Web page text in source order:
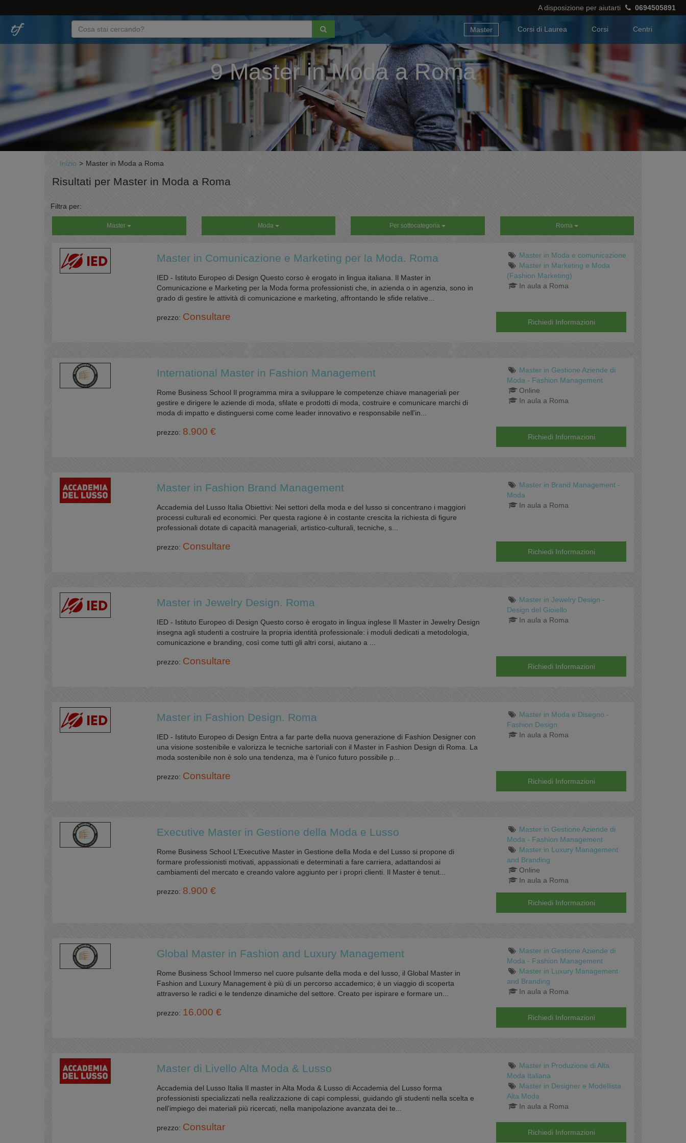
A disposizione per aiutarti 0694505891
Centri
Corsi
Corsi di Laurea
Master
9 Master in Moda a Roma
Inizio > Master in Moda a Roma
Risultati per Master in Moda a Roma
Filtra per:
Master Moda Per sottocategoria Roma
Master in Comunicazione e Marketing per la Moda. Roma
IED - Istituto Europeo di Design Questo corso è erogato in lingua italiana. Il Master in
Comunicazione e Marketing per la Moda forma professionisti che, in azienda o in agenzia, sono in
grado di gestire le attività di comunicazione e marketing, affrontando le sfide relative...
prezzo: Consultare
Master in Moda e comunicazione
Master in Marketing e Moda
(Fashion Marketing)
In aula a Roma
Richiedi Informazioni
International Master in Fashion Management
Rome Business School Il programma mira a sviluppare le competenze chiave manageriali per
gestire e dirigere le aziende di moda, sfilate e prodotti di moda, costruire e comunicare marchi di
moda di impatto e distinguersi come come leader innovativo e responsabile nell'in...
prezzo: 8.900 €
Master in Gestione Aziende di
Moda - Fashion Management
Online
In aula a Roma
Richiedi Informazioni
Master in Fashion Brand Management
Accademia del Lusso Italia Obiettivi: Nei settori della moda e del lusso si concentrano i maggiori
processi culturali ed economici. Per questa ragione è in costante crescita la richiesta di figure
professionali dotate di capacità manageriali, artistico-culturali, tecniche, s...
prezzo: Consultare
Master in Brand Management -
Moda
In aula a Roma
Richiedi Informazioni
Master in Jewelry Design. Roma
IED - Istituto Europeo di Design Questo corso è erogato in lingua inglese Il Master in Jewelry Design
insegna agli studenti a costruire la propria identità professionale: i moduli dedicati a metodologia,
comunicazione e branding, così come tutti gli altri corsi, aiutano a ...
prezzo: Consultare
Master in Jewelry Design -
Design del Gioiello
In aula a Roma
Richiedi Informazioni
Master in Fashion Design. Roma
IED - Istituto Europeo di Design Entra a far parte della nuova generazione di Fashion Designer con
una visione sostenibile e valorizza le tecniche sartoriali con il Master in Fashion Design di Roma. La
moda sostenibile non è solo una tendenza, ma è l'unico futuro possibile p...
prezzo: Consultare
Master in Moda e Disegno -
Fashion Design
In aula a Roma
Richiedi Informazioni
Executive Master in Gestione della Moda e Lusso
Rome Business School L'Executive Master in Gestione della Moda e del Lusso si propone di
formare professionisti motivati, appassionati e determinati a fare carriera, adattandosi ai
cambiamenti del mercato e creando valore aggiunto per i propri clienti. Il Master è tenut...
prezzo: 8.900 €
Master in Gestione Aziende di
Moda - Fashion Management
Master in Luxury Management
and Branding
Online
In aula a Roma
Richiedi Informazioni
Global Master in Fashion and Luxury Management
Rome Business School Immerso nel cuore pulsante della moda e del lusso, il Global Master in
Fashion and Luxury Management è più di un percorso accademico; è un viaggio di scoperta
attraverso le radici e le tendenze dinamiche del settore. Creato per ispirare e formare un...
prezzo: 16.000 €
Master in Gestione Aziende di
Moda - Fashion Management
Master in Luxury Management
and Branding
In aula a Roma
Richiedi Informazioni
Master di Livello Alta Moda & Lusso
Accademia del Lusso Italia Il master in Alta Moda & Lusso di Accademia del Lusso forma
professionisti specializzati nella realizzazione di capi complessi, guidando gli studenti nella scelta e
nell’impiego dei materiali più ricercati, nella manipolazione avanzata dei te...
prezzo: Consultar
Master in Produzione di Alta
Moda Italiana
Master in Designer e Modellista
Alta Moda
In aula a Roma
Richiedi Informazioni